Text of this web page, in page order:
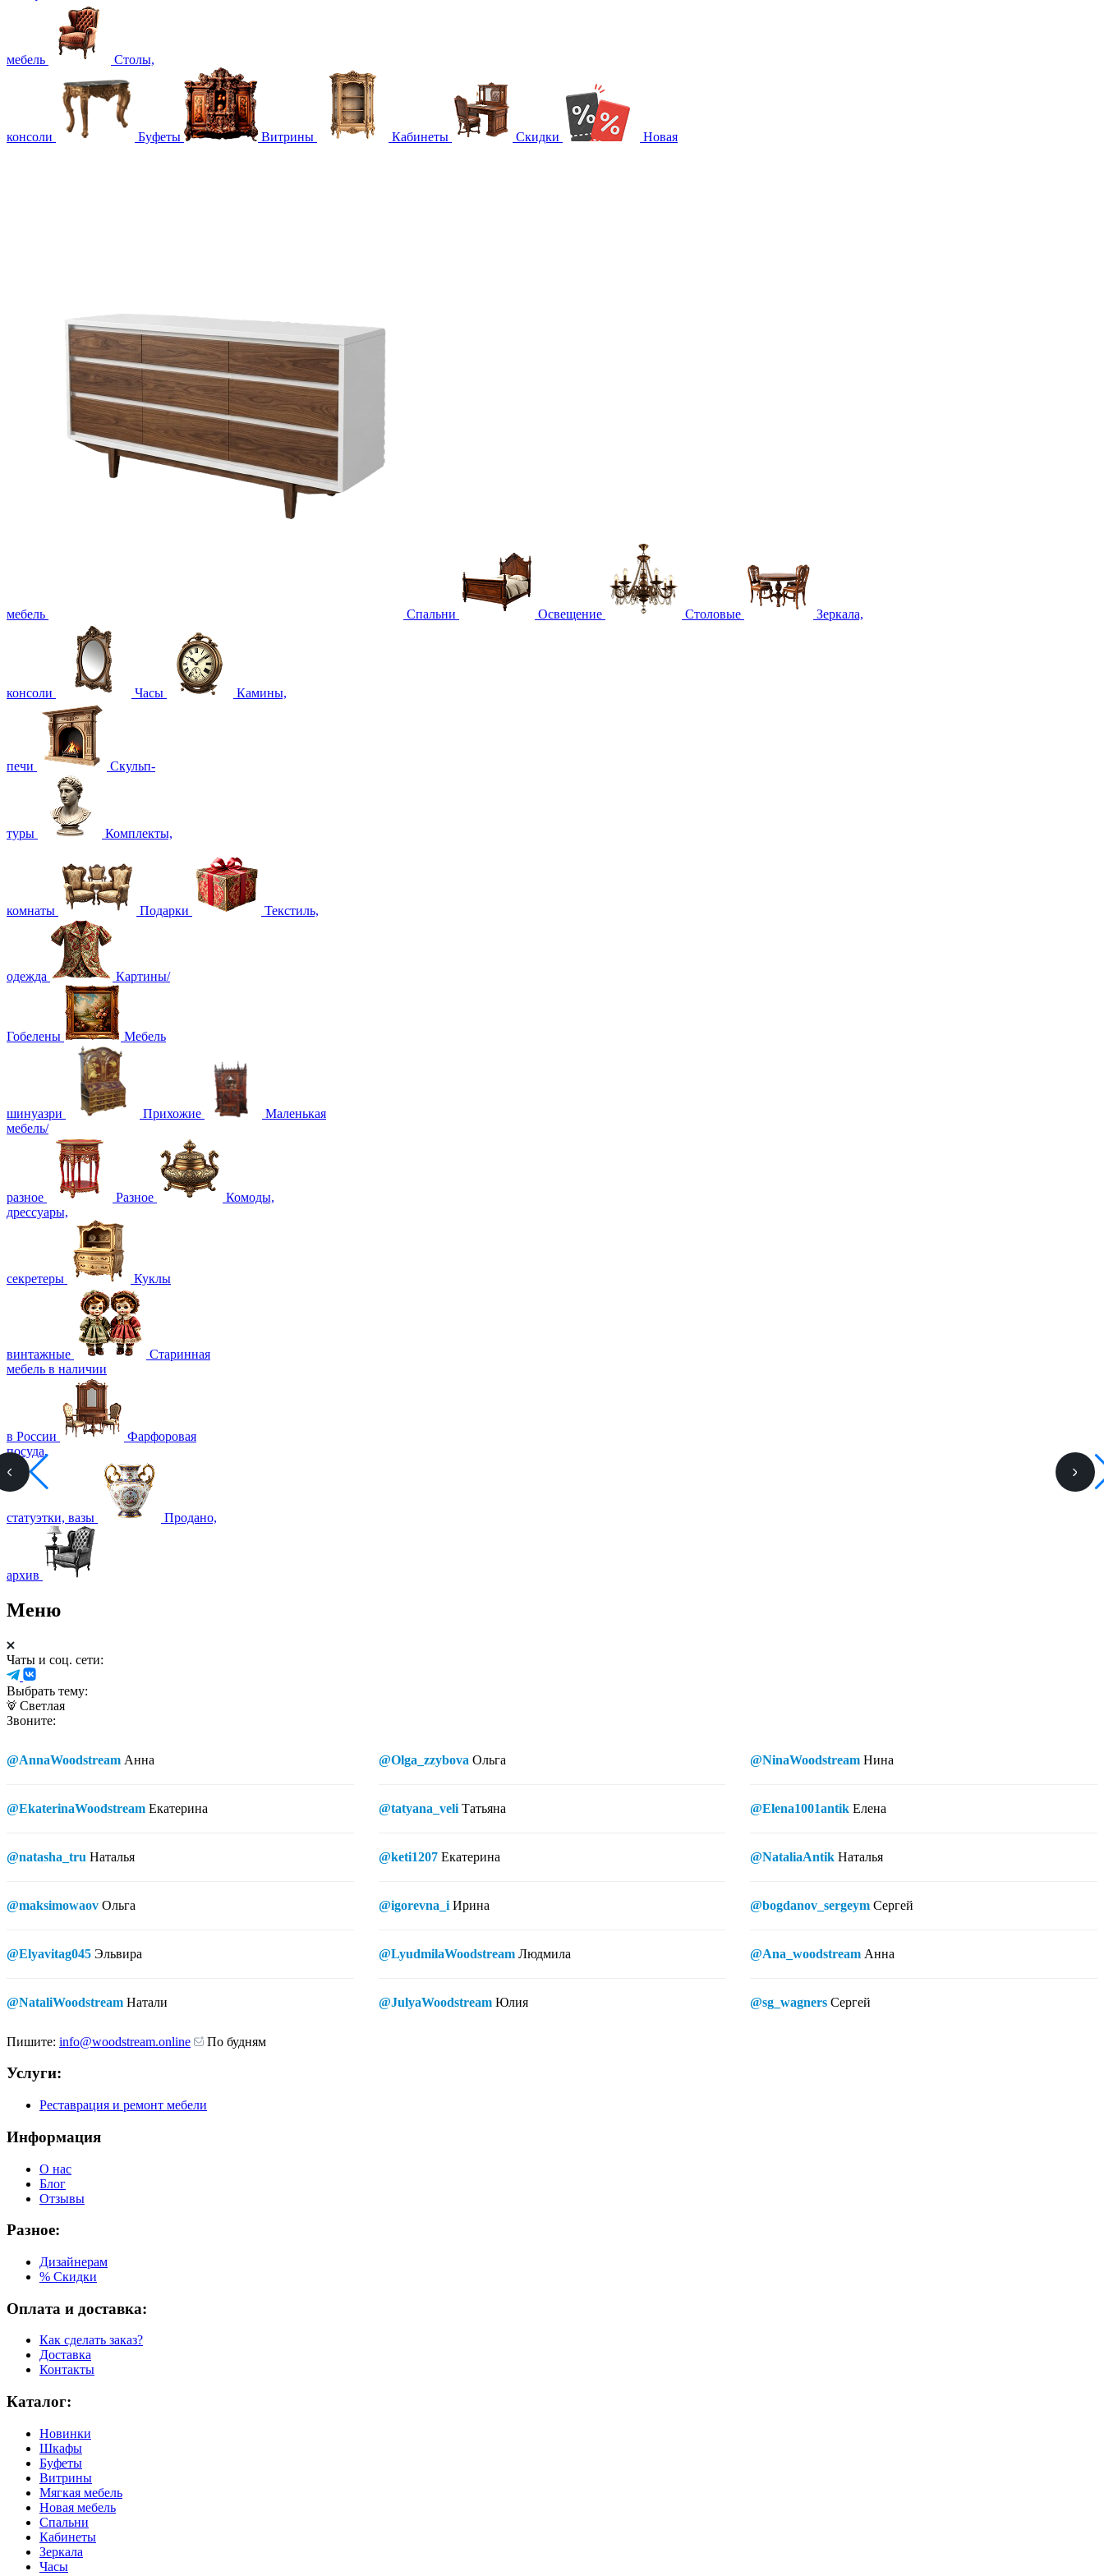
мебель Столы,
консоли Буфеты Витрины Кабинеты Скидки Новая
мебель Спальни Освещение Столовые Зеркала,
консоли Часы Камины,
печи Скульп-
туры Комплекты,
комнаты Подарки Текстиль,
одежда Картины/
Гобелены Мебель
шинуазри Прихожие
Маленькая
мебель/
разное Разное
Комоды,
дрессуары,
секретеры Куклы
винтажные
Старинная
мебель в наличии
в России
Фарфоровая
посуда,
статуэтки, вазы Продано,
архив
Меню
Чаты и соц. сети:
Выбрать тему:
Светлая
Звоните:
@AnnaWoodstream Анна
@EkaterinaWoodstream Екатерина
@natasha_tru Наталья
@maksimowaov Ольга
@Elyavitag045 Эльвира
@NataliWoodstream Натали
@Olga_zzybova Ольга
@tatyana_veli Татьяна
@keti1207 Екатерина
@igorevna_i Ирина
@LyudmilaWoodstream Людмила
@JulyaWoodstream Юлия
@NinaWoodstream Нина
@Elena1001antik Елена
@NataliaAntik Наталья
@bogdanov_sergeym Сергей
@Ana_woodstream Анна
@sg_wagners Сергей
Пишите: info@woodstream.online По будням
Услуги:
Реставрация и ремонт мебели
Информация
О нас
Блог
Отзывы
Разное:
Дизайнерам
% Скидки
Оплата и доставка:
Как сделать заказ?
Доставка
Контакты
Каталог:
Новинки
Шкафы
Буфеты
Витрины
Мягкая мебель
Новая мебель
Спальни
Кабинеты
Зеркала
Часы